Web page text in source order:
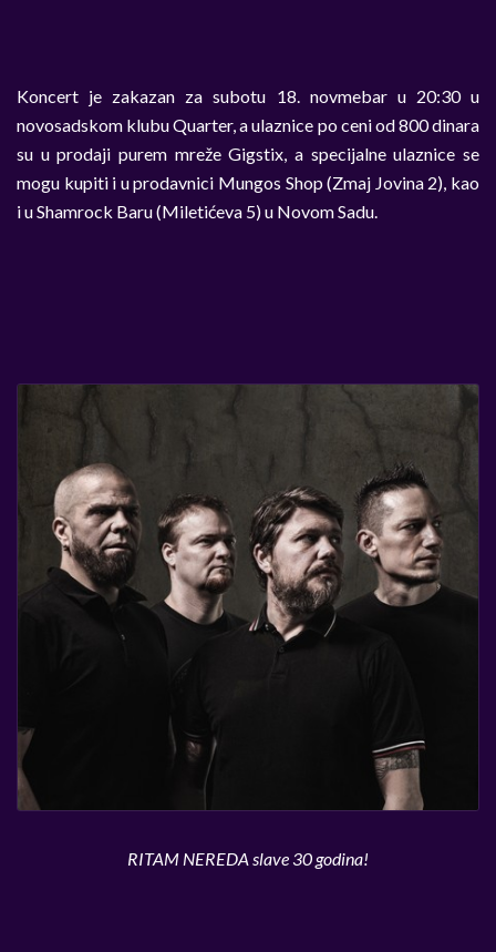
Koncert je zakazan za subotu 18. novmebar u 20:30 u
novosadskom klubu Quarter, a ulaznice po ceni od 800 dinara
su u prodaji purem mreže Gigstix, a specijalne ulaznice se
mogu kupiti i u prodavnici Mungos Shop (Zmaj Jovina 2), kao
i u Shamrock Baru (Miletićeva 5) u Novom Sadu.
RITAM NEREDA slave 30 godina!